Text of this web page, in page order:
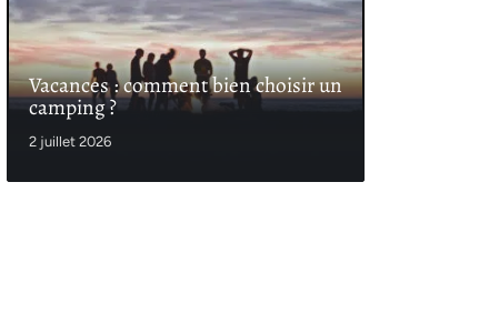
Vacances : comment bien choisir un
camping ?
2 juillet 2026